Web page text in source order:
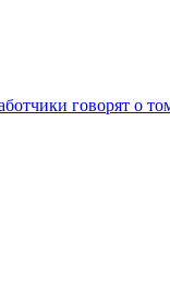
говорят о